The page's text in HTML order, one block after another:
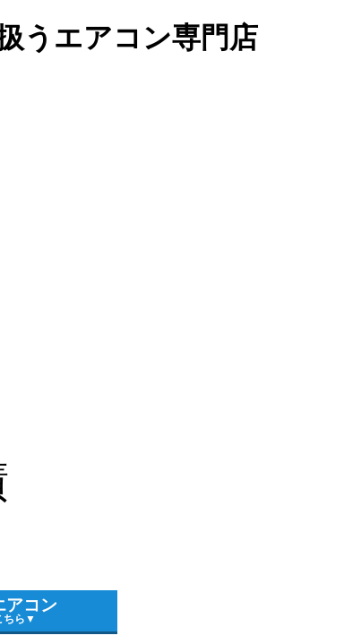
うエアコン専門店
アコン
ちら▼